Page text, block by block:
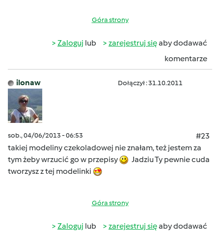
Góra strony
Zaloguj lub zarejestruj sięaby dodawać
komentarze
ilonaw Dołączył : 31.10.2011
sob., 04/06/2013 - 06:53
#23
takiej modeliny czekoladowej nie znałam, też jestem za
tym żeby wrzucić go w przepisy
Jadziu Ty pewnie cuda
tworzysz z tej modelinki
Góra strony
Zaloguj lub zarejestruj sięaby dodawać